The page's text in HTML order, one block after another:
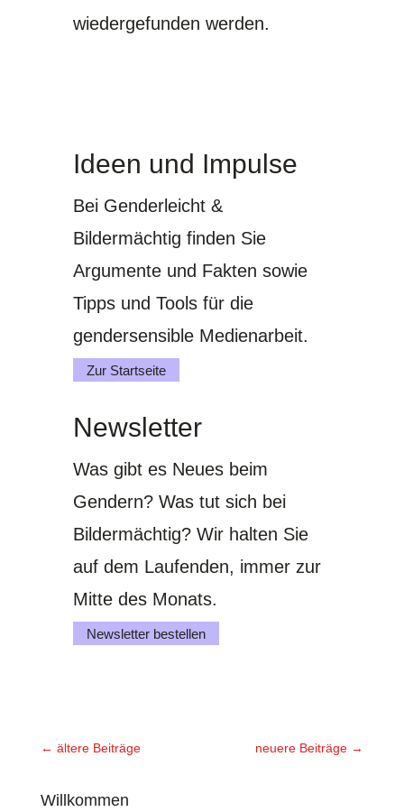
wiedergefunden werden.
Ideen und Impulse
Bei Genderleicht &
Bildermächtig finden Sie
Argumente und Fakten sowie
Tipps und Tools für die
gendersensible Medienarbeit.
Zur Startseite
Newsletter
Was gibt es Neues beim
Gendern? Was tut sich bei
Bildermächtig? Wir halten Sie
auf dem Laufenden, immer zur
Mitte des Monats.
Newsletter bestellen
← ältere Beiträge neuere Beiträge →
Willkommen